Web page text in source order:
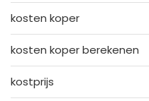
kosten koper
kosten koper berekenen
kostprijs